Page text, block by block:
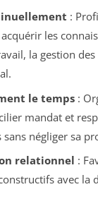
:
les
la gestion
le temps:
mandat et
négliger sa
relationnel :
avec la